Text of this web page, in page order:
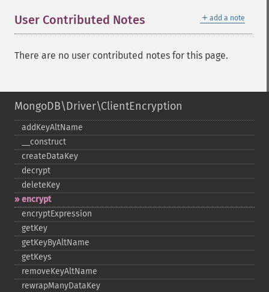
＋ add a note
User Contributed Notes
There are no user contributed notes for this page.
MongoDB\Driver\ClientEncryption
addKeyAltName
_​_​construct
createDataKey
decrypt
deleteKey
encrypt
encryptExpression
getKey
getKeyByAltName
getKeys
removeKeyAltName
rewrapManyDataKey